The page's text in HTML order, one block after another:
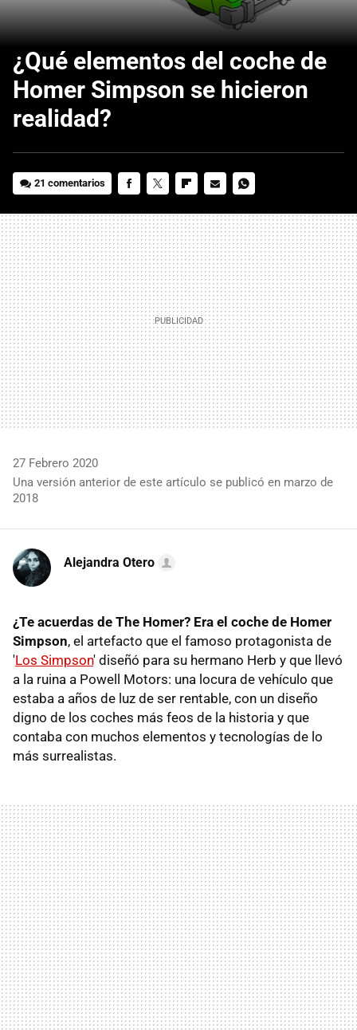
¿Qué elementos del coche de
Homer Simpson se hicieron
realidad?
21 comentarios
MAIL
27 Febrero 2020
Una versión anterior de este artículo se publicó en marzo de
2018
Alejandra Otero
¿Te acuerdas de The Homer? Era el coche de Homer
Simpson, el artefacto que el famoso protagonista de
'Los Simpson' diseñó para su hermano Herb y que llevó
a la ruina a Powell Motors: una locura de vehículo que
estaba a años de luz de ser rentable, con un diseño
digno de los coches más feos de la historia y que
contaba con muchos elementos y tecnologías de lo
más surrealistas.